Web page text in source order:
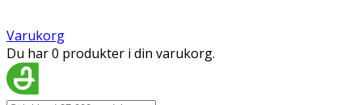
Varukorg
Du har 0 produkter i din varukorg.